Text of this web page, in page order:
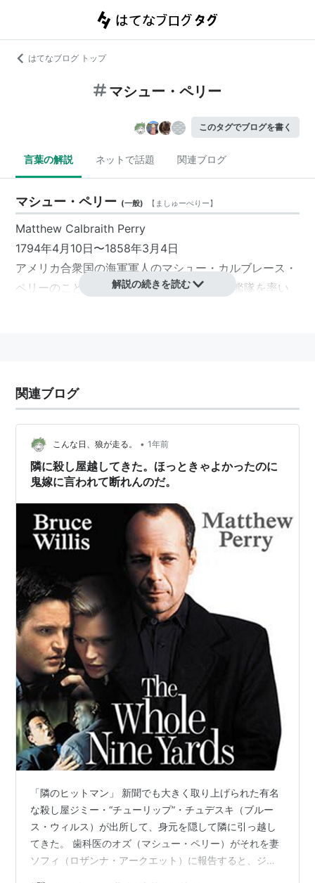
はてなブログ トップ
マシュー・ペリー
このタグでブログを書く
言葉の解説 ネットで話題 関連ブログ
マシュー・ペリー (一般) 【 ましゅーぺりー】
Matthew Calbraith Perry
1794年4月10日〜1858年3月4日
アメリカ合衆国の海軍軍人のマシュー・カルブレース・
ペリーのこと。1853年に日本の江戸時代に艦隊を率い
Matthew Calbraith Perry
アメリカ合衆国の海軍軍人。1853年に日本の江戸時代
に艦隊を率いて開国を迫ったことで有名。
マシュー・カルブレイス・ペリー
解説の続きを読む
関連ブログ
こんな日、狼が走る。 • 1年前
隣に殺し屋越してきた。ほっときゃよかったのに
鬼嫁に言われて断れんのだ。
「隣のヒットマン」 新聞でも大きく取り上げられた有名
な殺し屋ジミー・“チューリップ”・チュデスキ（ブルー
ス・ウィルス）が出所して、身元を隠して隣に引っ越し
てきた。 歯科医のオズ（マシュー・ペリー）がそれを妻
ソフィ（ロザンナ・アークエット）に報告すると、ジミ